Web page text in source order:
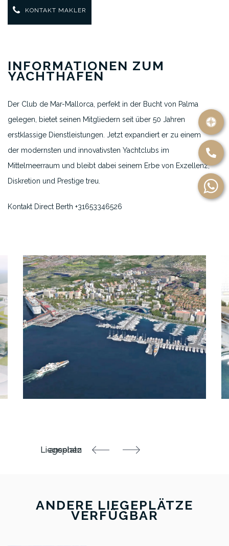
KONTAKT MAKLER
INFORMATIONEN ZUM
YACHTHAFEN
Der Club de Mar-Mallorca, perfekt in der Bucht von Palma
gelegen, bietet seinen Mitgliedern seit über 50 Jahren
erstklassige Dienstleistungen. Jetzt expandiert er zu einem
der modernsten und innovativsten Yachtclubs im
Mittelmeerraum und bleibt dabei seinem Erbe von Exzellenz,
Diskretion und Prestige treu.
Kontakt Direct Berth +31653346526
ANDERE LIEGEPLÄTZE
VERFÜGBAR